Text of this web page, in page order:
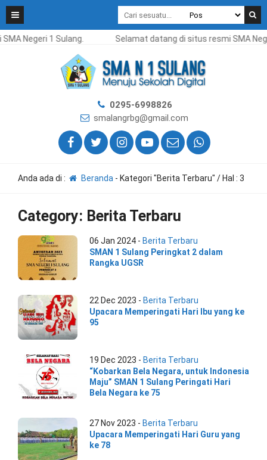
Negeri 1 Sulang. Selamat datang di situs resmi SMA
0295-6998826
smalangrbg@gmail.com
Anda ada di : Beranda - Kategori "Berita Terbaru" / Hal : 3
Category: Berita Terbaru
06 Jan 2024 - Berita Terbaru
SMAN 1 Sulang Peringkat 2 dalam
Rangka UGSR
22 Dec 2023 - Berita Terbaru
Upacara Memperingati Hari Ibu yang ke
95
19 Dec 2023 - Berita Terbaru
“Kobarkan Bela Negara, untuk Indonesia
Maju” SMAN 1 Sulang Peringati Hari
Bela Negara ke 75
27 Nov 2023 - Berita Terbaru
Upacara Memperingati Hari Guru yang
ke 78